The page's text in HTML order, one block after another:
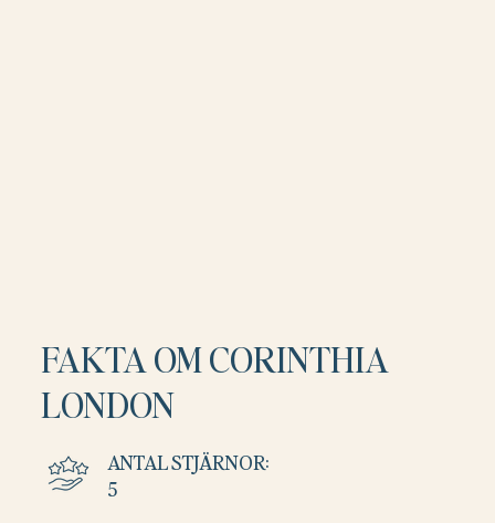
ANTAL STJÄRNOR:
5
FAKTA OM CORINTHIA
LONDON